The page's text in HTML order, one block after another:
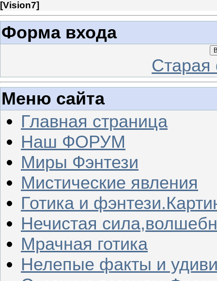
[Vision7]
Форма входа
Меню сайта
Главная страница
Наш ФОРУМ
Миры Фэнтези
Мистические явления
Готика и
Нечистая
Мрачная готика
Нелепые факты и